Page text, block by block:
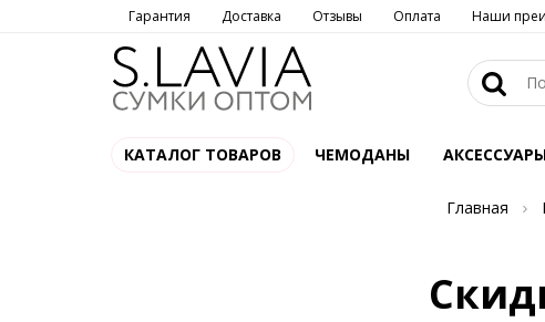
Гарантия Доставка Отзывы Оплата Наши
КАТАЛОГ ТОВАРОВ ЧЕМОДАНЫ
Главная